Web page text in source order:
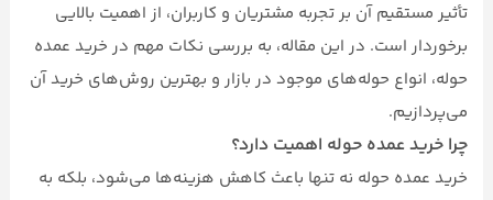
تأثیر مستقیم آن بر تجربه مشتریان و کاربران، از اهمیت بالایی
برخوردار است. در این مقاله، به بررسی نکات مهم در خرید عمده
حوله، انواع حوله‌های موجود در بازار و بهترین روش‌های خرید آن
می‌پردازیم.
چرا خرید عمده حوله اهمیت دارد؟
خرید عمده حوله نه تنها باعث کاهش هزینه‌ها می‌شود، بلکه به